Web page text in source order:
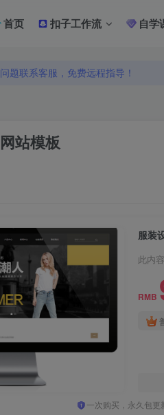
首页 扣子工作流 自学
题联系客服，免费远程指导！
题联系客服，免费远程指导！
站模板
服装
此内
RMB
一次购买，永久包更